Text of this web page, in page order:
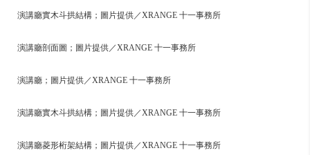
演講廳實木斗拱結構；圖片提供／XRANGE 十一事務所
演講廳剖面圖；圖片提供／XRANGE 十一事務所
演講廳；圖片提供／XRANGE 十一事務所
演講廳實木斗拱結構；圖片提供／XRANGE 十一事務所
演講廳菱形桁架結構；圖片提供／XRANGE 十一事務所